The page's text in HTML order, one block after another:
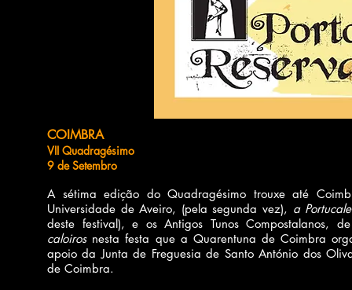
COIMBRA
VII Quadragésimo
9 de Setembro
A sétima edição do Quadragésimo trouxe até
Universidade de Aveiro, (pela segunda vez), a
deste festival), e os Antigos Tunos Compostalanos,
caloirosnesta festa que a Quarentuna de Coimbra
apoio da Junta de Freguesia de Santo António dos
de Coimbra.